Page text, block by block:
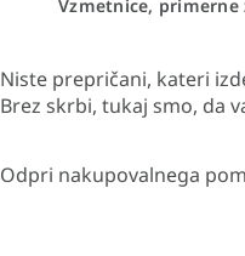
Vzmetnice, primerne
Niste prepričani, kateri
Brez skrbi, tukaj smo, da
Odpri nakupovalnega